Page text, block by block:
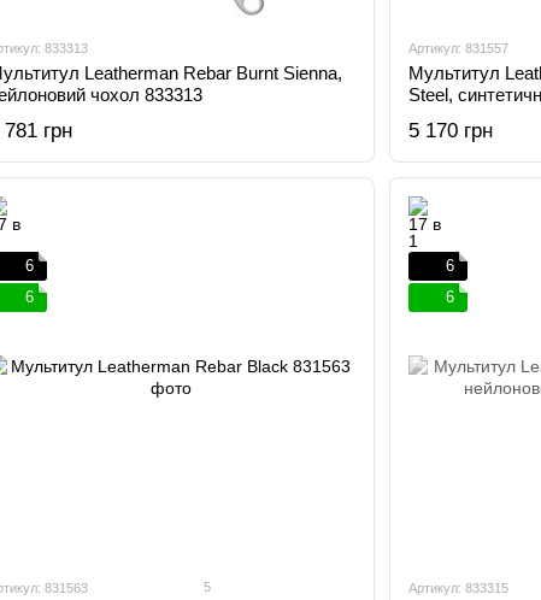
833313
Leatherman Rebar Burnt Sienna,
чохол 833313
781 грн
Артикул: 831557
Мультитул
Steel,
5 170 грн
6
6
831563 5
6
6
Артикул: 833315